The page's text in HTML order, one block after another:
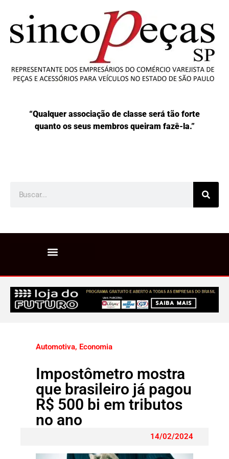
“Qualquer associação de classe será tão forte
quanto os seus membros queiram fazê-la.”
Automotiva, Economia
Impostômetro mostra
que brasileiro já pagou
R$ 500 bi em tributos
no ano
14/02/2024